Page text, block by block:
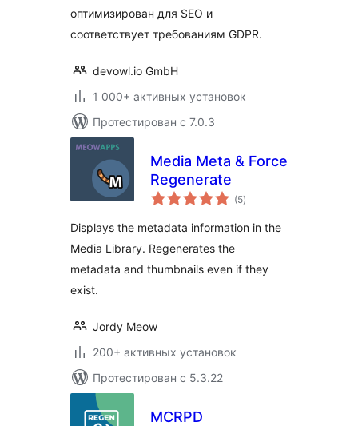
оптимизирован для SEO и
соответствует требованиям GDPR.
devowl.io GmbH
1 000+ активных установок
Протестирован с 7.0.3
Media Meta & Force
Regenerate
(5общий
рейтинг
)
Displays the metadata information in the
Media Library. Regenerates the
metadata and thumbnails even if they
exist.
Jordy Meow
200+ активных установок
Протестирован с 5.3.22
MCRPD